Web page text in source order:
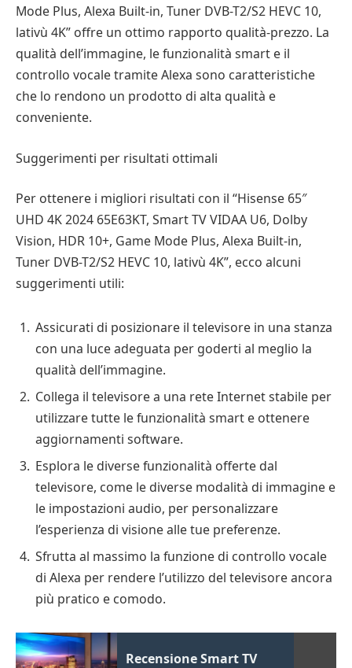
Mode Plus, Alexa Built-in, Tuner DVB-T2/S2 HEVC 10,
lativù 4K” offre un ottimo rapporto qualità-prezzo. La
qualità dell’immagine, le funzionalità smart e il
controllo vocale tramite Alexa sono caratteristiche
che lo rendono un prodotto di alta qualità e
conveniente.
Suggerimenti per risultati ottimali
Per ottenere i migliori risultati con il “Hisense 65″
UHD 4K 2024 65E63KT, Smart TV VIDAA U6, Dolby
Vision, HDR 10+, Game Mode Plus, Alexa Built-in,
Tuner DVB-T2/S2 HEVC 10, lativù 4K”, ecco alcuni
suggerimenti utili:
Assicurati di posizionare il televisore in una stanza
con una luce adeguata per goderti al meglio la
qualità dell’immagine.
Collega il televisore a una rete Internet stabile per
utilizzare tutte le funzionalità smart e ottenere
aggiornamenti software.
Esplora le diverse funzionalità offerte dal
televisore, come le diverse modalità di immagine e
le impostazioni audio, per personalizzare
l’esperienza di visione alle tue preferenze.
Sfrutta al massimo la funzione di controllo vocale
di Alexa per rendere l’utilizzo del televisore ancora
più pratico e comodo.
Recensione Smart TV